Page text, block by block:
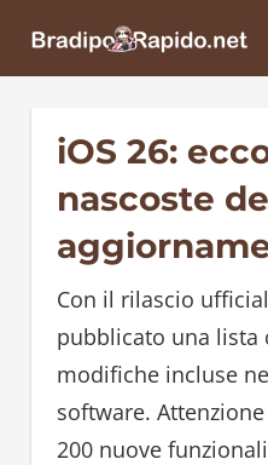
iOS 26:
nascoste
Con il rilascio
pubblicato una lista
modifiche incluse
software.
200 nuove